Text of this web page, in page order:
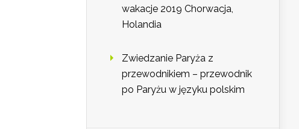
wakacje 2019 Chorwacja,
Holandia
Zwiedzanie Paryża z
przewodnikiem – przewodnik
po Paryżu w języku polskim